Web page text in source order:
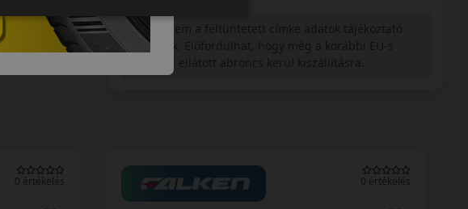
Figyelem a feltüntetett címke adatok tájékoztató
jellegűek. Előfordulhat, hogy még a korábbi EU-s
0 értékelés 0 értékelés